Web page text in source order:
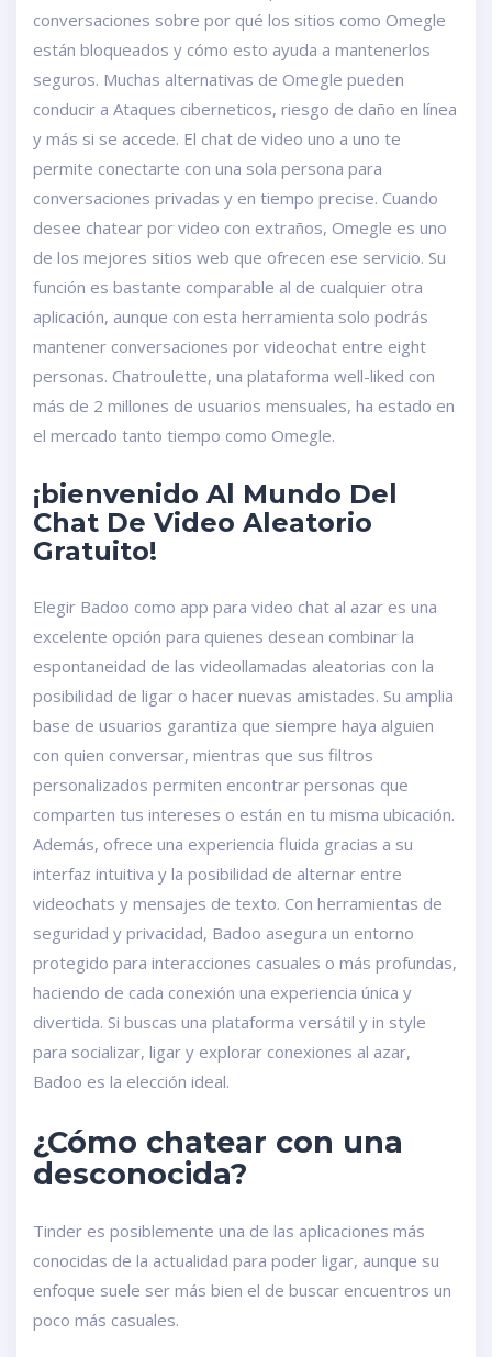
conversaciones sobre por qué los sitios como Omegle
están bloqueados y cómo esto ayuda a mantenerlos
seguros. Muchas alternativas de Omegle pueden
conducir a Ataques ciberneticos, riesgo de daño en línea
y más si se accede. El chat de video uno a uno te
permite conectarte con una sola persona para
conversaciones privadas y en tiempo precise. Cuando
desee chatear por video con extraños, Omegle es uno
de los mejores sitios web que ofrecen ese servicio. Su
función es bastante comparable al de cualquier otra
aplicación, aunque con esta herramienta solo podrás
mantener conversaciones por videochat entre eight
personas. Chatroulette, una plataforma well-liked con
más de 2 millones de usuarios mensuales, ha estado en
el mercado tanto tiempo como Omegle.
¡bienvenido Al Mundo Del
Chat De Video Aleatorio
Gratuito!
Elegir Badoo como app para video chat al azar es una
excelente opción para quienes desean combinar la
espontaneidad de las videollamadas aleatorias con la
posibilidad de ligar o hacer nuevas amistades. Su amplia
base de usuarios garantiza que siempre haya alguien
con quien conversar, mientras que sus filtros
personalizados permiten encontrar personas que
comparten tus intereses o están en tu misma ubicación.
Además, ofrece una experiencia fluida gracias a su
interfaz intuitiva y la posibilidad de alternar entre
videochats y mensajes de texto. Con herramientas de
seguridad y privacidad, Badoo asegura un entorno
protegido para interacciones casuales o más profundas,
haciendo de cada conexión una experiencia única y
divertida. Si buscas una plataforma versátil y in style
para socializar, ligar y explorar conexiones al azar,
Badoo es la elección ideal.
¿Cómo chatear con una
desconocida?
Tinder es posiblemente una de las aplicaciones más
conocidas de la actualidad para poder ligar, aunque su
enfoque suele ser más bien el de buscar encuentros un
poco más casuales.